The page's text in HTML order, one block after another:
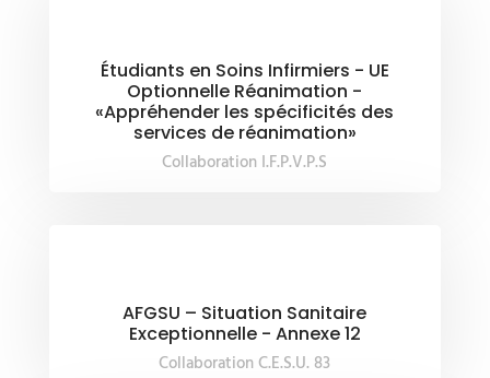
Étudiants en Soins Infirmiers - UE
Optionnelle Réanimation -
«Appréhender les spécificités des
services de réanimation»
Collaboration I.F.P.V.P.S
AFGSU – Situation Sanitaire
Exceptionnelle - Annexe 12
Collaboration C.E.S.U. 83